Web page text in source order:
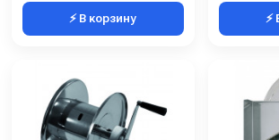
⚡ В корзину ⚡